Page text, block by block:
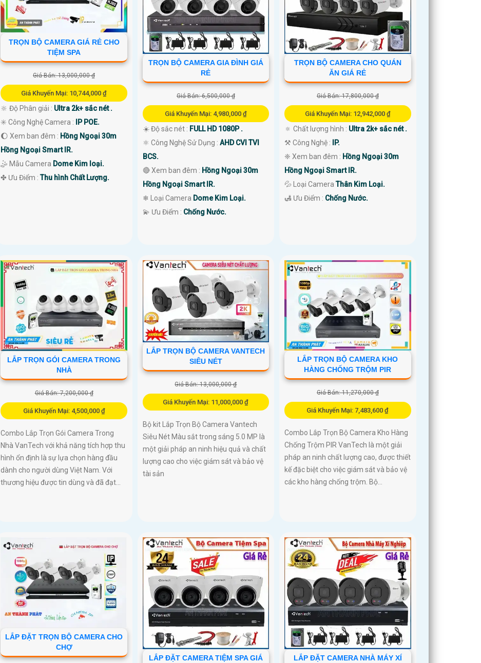
TRỌN BỘ CAMERA GIÁ RẺ CHO
TIỆM SPA
Giá Bán: 13,000,000 ₫
Giá Khuyến Mại: 10,744,000 ₫
🔆 Độ Phân giải : Ultra 2k+ sắc nét .
✳️ Công Nghệ Camera : IP POE.
🌔 Xem ban đêm : Hồng Ngoại 30m
Hồng Ngoại Smart IR.
🤹 Mẫu Camera Dome Kim loại.
️✤ Ưu Điểm :Thu hình Chất Lượng.
TRỌN BỘ CAMERA GIA ĐÌNH GIÁ
RẺ
Giá Bán: 6,500,000 ₫
Giá Khuyến Mại: 4,980,000 ₫
☀️ Độ sắc nét : FULL HD 1080P .
⚛️ Công Nghệ Sử Dụng : AHD CVI TVI
BCS.
🔴 Xem ban đêm : Hồng Ngoại 30m
Hồng Ngoại Smart IR.
❄ Loại Camera Dome Kim Loại.
️💫 Ưu Điểm : Chống Nước.
TRỌN BỘ CAMERA CHO QUÁN
ĂN GIÁ RẺ
Giá Bán: 17,800,000 ₫
Giá Khuyến Mại: 12,942,000 ₫
🔅 Chất lượng hình : Ultra 2k+ sắc nét .
⚒ Công Nghệ :
IP.
❈ Xem ban đêm : Hồng Ngoại 30m
Hồng Ngoại Smart IR.
💦 Loại CameraThân Kim Loại.
️🛃 Ưu Điểm : Chống Nước.
LẮP TRỌN GÓI CAMERA TRONG
NHÀ
Giá Bán: 7,200,000 ₫
Giá Khuyến Mại: 4,500,000 ₫
Combo Lắp Trọn Gói Camera Trong
Nhà VanTech với khả năng tích hợp thu
hình ổn định là sự lựa chọn hàng đầu
dành cho người dùng Việt Nam. Với
thương hiệu được tin dùng và đã đạt...
LẮP TRỌN BỘ CAMERA VANTECH
SIÊU NÉT
Giá Bán: 13,000,000 ₫
Giá Khuyến Mại: 11,000,000 ₫
Bộ kit Lắp Trọn Bộ Camera Vantech
Siêu Nét Màu sắt trong sáng 5.0 MP là
một giải pháp an ninh hiệu quả và chất
lượng cao cho việc giám sát và bảo vệ
tài sản
LẮP TRỌN BỘ CAMERA KHO
HÀNG CHỐNG TRỘM PIR
Giá Bán: 11,270,000 ₫
Giá Khuyến Mại: 7,483,600 ₫
Combo Lắp Trọn Bộ Camera Kho Hàng
Chống Trộm PIR VanTech là một giải
pháp an ninh chất lượng cao, được thiết
kế đặc biệt cho việc giám sát và bảo vệ
các kho hàng chống trộm. Bộ...
LẮP ĐẶT TRỌN BỘ CAMERA CHO
CHỢ
LẮP ĐẶT CAMERA TIỆM SPA GIÁ
LẮP ĐẶT CAMERA NHÀ MÁY XÍ